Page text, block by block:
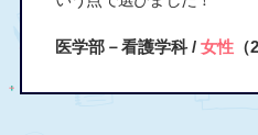
医学部－看護学科 / 女性（